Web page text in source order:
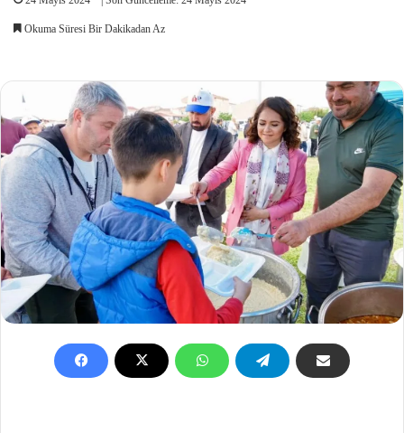
Okuma Süresi Bir Dakikadan Az